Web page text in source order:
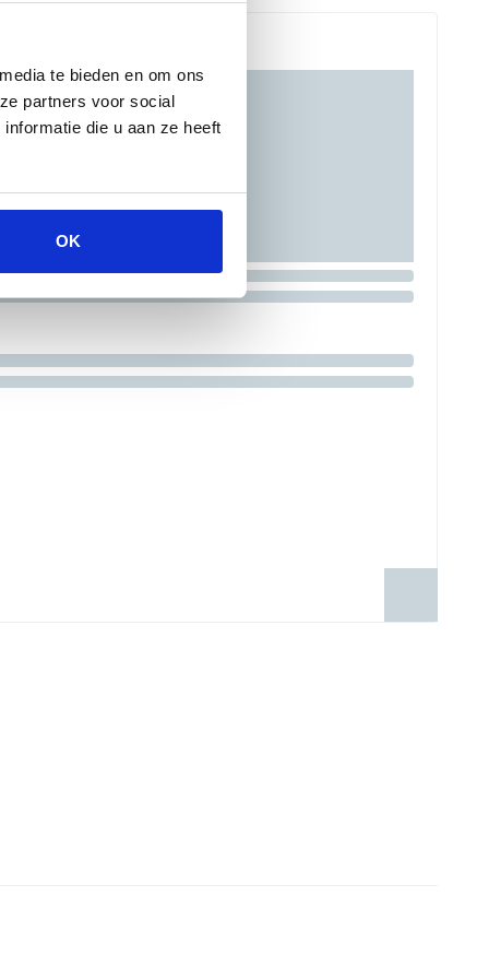
te bieden en om ons
partners voor social
die u aan ze heeft
OK